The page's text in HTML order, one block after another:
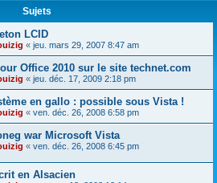
Sujets
LCID
« jeu. mars 29, 2007 8:47 am
Office 2010 sur le site technet.com
« jeu. déc. 17, 2009 2:18 pm
en gallo : possible sous Vista !
« ven. déc. 26, 2008 6:58 pm
war Microsoft Vista
« ven. déc. 26, 2008 6:45 pm
en Alsacien